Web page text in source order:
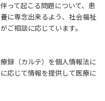
って起こる問題について、患
に専念出来るよう、社会福祉
ご相談に応じています。
録（カルテ）を個人情報法に
応じて情報を提供して医療に